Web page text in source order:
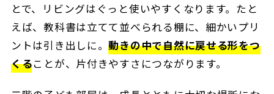
とで、リビングはぐっと使いやすくなります。たと
えば、教科書は立てて並べられる棚に、細かいプリ
ントは引き出しに。動きの中で自然に戻せる形をつ
くることが、片付きやすさにつながります。